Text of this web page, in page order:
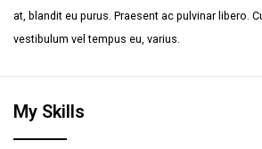
at, blandit eu purus. Praesent ac pulvinar libero.
vestibulum vel tempus eu, varius.
My Skills